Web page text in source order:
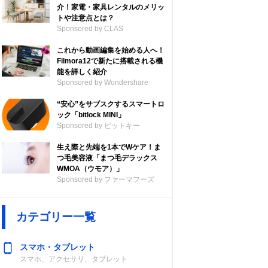
介！家電・家具レンタルのメリッ
トや注意点とは？
Sponsored by CLAS
これから動画編集を始める人へ！
Filmora12で新たに搭載される機
能を詳しく紹介
Sponsored by Wondershare
“安心”をサブスクするスマートロ
ック「bitlock MINI」
Sponsored by ビットキー
生え際と先端を1本でWケア！ま
つ毛美容液「まつ毛デラックス
WMOA（ウモア）」
Sponsored by ファーマフーズ
カテゴリー一覧
スマホ・タブレット
スマホ、アクセサリ、タブレット